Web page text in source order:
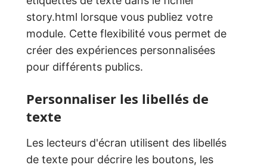
story.html lorsque vous publiez votre
module. Cette flexibilité vous permet de
créer des expériences personnalisées
pour différents publics.
Personnaliser les libellés de
texte
Les lecteurs d'écran utilisent des libellés
de texte pour décrire les boutons, les